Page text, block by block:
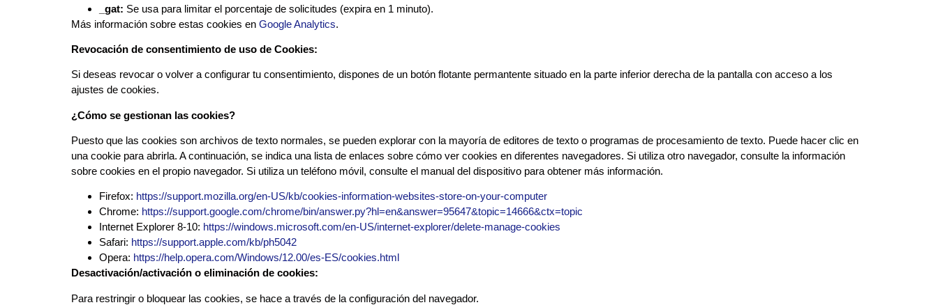
_gat: Se usa para limitar el porcentaje de solicitudes (expira en 1 minuto).
Más información sobre estas cookies en Google Analytics.
Revocación de consentimiento de uso de Cookies:
Si deseas revocar o volver a configurar tu consentimiento, dispones de un botón flotante permantente situado en la parte inferior derecha de la pantalla con acceso a los
ajustes de cookies.
¿Cómo se gestionan las cookies?
Puesto que las cookies son archivos de texto normales, se pueden explorar con la mayoría de editores de texto o programas de procesamiento de texto. Puede hacer clic en
una cookie para abrirla. A continuación, se indica una lista de enlaces sobre cómo ver cookies en diferentes navegadores. Si utiliza otro navegador, consulte la información
sobre cookies en el propio navegador. Si utiliza un teléfono móvil, consulte el manual del dispositivo para obtener más información.
Firefox: https://support.mozilla.org/en-US/kb/cookies-information-websites-store-on-your-computer
Chrome: https://support.google.com/chrome/bin/answer.py?hl=en&answer=95647&topic=14666&ctx=topic
Internet Explorer 8-10: https://windows.microsoft.com/en-US/internet-explorer/delete-manage-cookies
Safari: https://support.apple.com/kb/ph5042
Opera: https://help.opera.com/Windows/12.00/es-ES/cookies.html
Desactivación/activación o eliminación de cookies:
Para restringir o bloquear las cookies, se hace a través de la configuración del navegador.